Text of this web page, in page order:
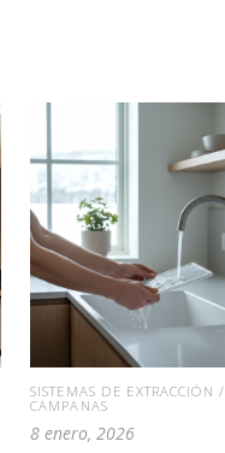
SISTEMAS DE EXTRACCIÓN /
CAMPANAS
8 enero, 2026